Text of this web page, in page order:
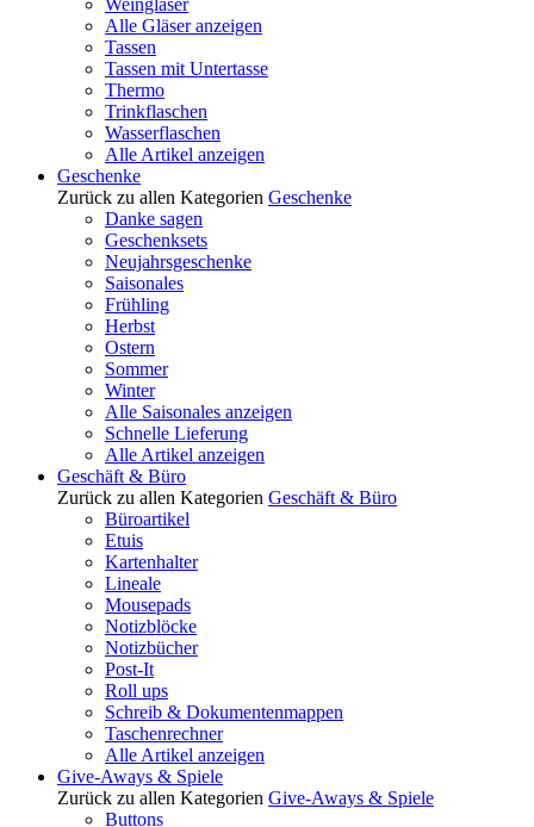
Weingläser
Alle Gläser anzeigen
Tassen
Tassen mit Untertasse
Thermo
Trinkflaschen
Wasserflaschen
Alle Artikel anzeigen
Geschenke
Zurück zu allen Kategorien Geschenke
Danke sagen
Geschenksets
Neujahrsgeschenke
Saisonales
Frühling
Herbst
Ostern
Sommer
Winter
Alle Saisonales anzeigen
Schnelle Lieferung
Alle Artikel anzeigen
Geschäft & Büro
Zurück zu allen Kategorien Geschäft & Büro
Büroartikel
Etuis
Kartenhalter
Lineale
Mousepads
Notizblöcke
Notizbücher
Post-It
Roll ups
Schreib & Dokumentenmappen
Taschenrechner
Alle Artikel anzeigen
Give-Aways & Spiele
Zurück zu allen Kategorien Give-Aways & Spiele
Buttons